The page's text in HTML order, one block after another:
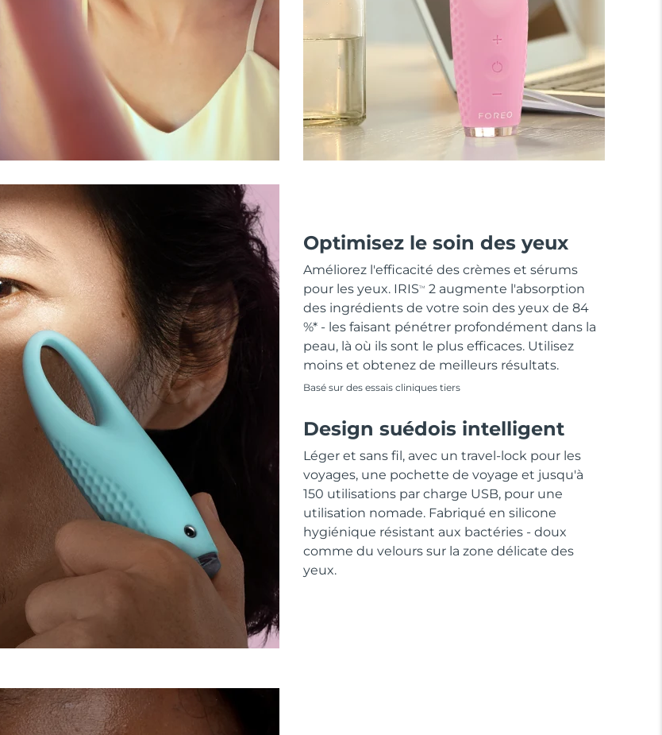
Optimisez le soin des yeux
Améliorez l'efficacité des crèmes et sérums
pour les yeux. IRISTM
2 augmente l'absorption
des ingrédients de votre soin des yeux de 84
%* - les faisant pénétrer profondément dans la
peau, là où ils sont le plus efficaces. Utilisez
moins et obtenez de meilleurs résultats.
Basé sur des essais cliniques tiers
Design suédois intelligent
Léger et sans fil, avec un travel-lock pour les
voyages, une pochette de voyage et jusqu'à
150 utilisations par charge USB, pour une
utilisation nomade. Fabriqué en silicone
hygiénique résistant aux bactéries - doux
comme du velours sur la zone délicate des
yeux.